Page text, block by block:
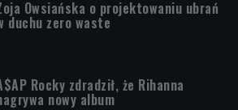
Owsiańska o projektowaniu ubrań
duchu zero waste
Rocky zdradził, że Rihanna
nowy album